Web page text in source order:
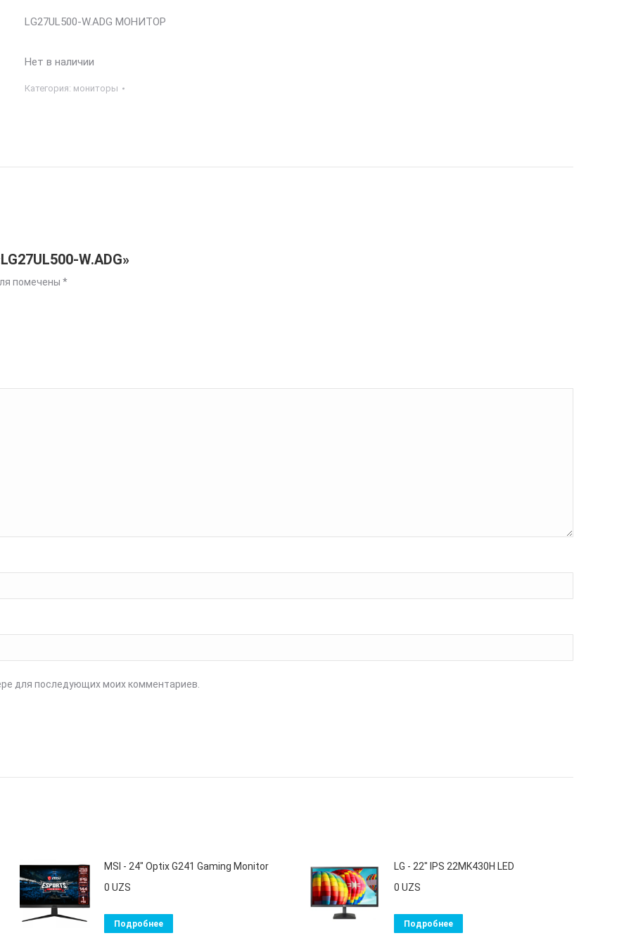
LG27UL500-W.ADG МОНИТОР
Нет в наличии
Категория: мониторы
W.ADG»
помечены *
для последующих моих комментариев.
MSI - 24" Optix G241 Gaming Monitor
0 UZS
Подробнее
LG - 22" IPS 22MK430H LED
0 UZS
Подробнее